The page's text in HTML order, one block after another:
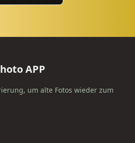
APP
um alte Fotos wieder zum